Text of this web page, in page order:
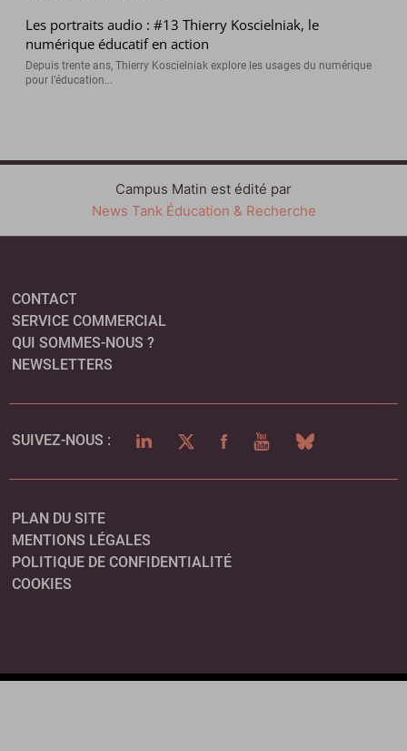
Les portraits audio : #13 Thierry Koscielniak, le
numérique éducatif en action
Depuis trente ans, Thierry Koscielniak explore les usages du numérique
pour l’éducation...
Campus Matin est édité par
News Tank Éducation & Recherche
CONTACT
SERVICE COMMERCIAL
QUI SOMMES-NOUS ?
NEWSLETTERS
SUIVEZ-NOUS : LINKEDINTWITTERFACEBOOKYOUTUBEBLUESKY
PLAN DU SITE
MENTIONS LÉGALES
POLITIQUE DE CONFIDENTIALITÉ
COOKIES